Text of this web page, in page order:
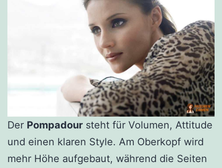
Der Pompadour steht für Volumen, Attitude
und einen klaren Style. Am Oberkopf wird
mehr Höhe aufgebaut, während die Seiten